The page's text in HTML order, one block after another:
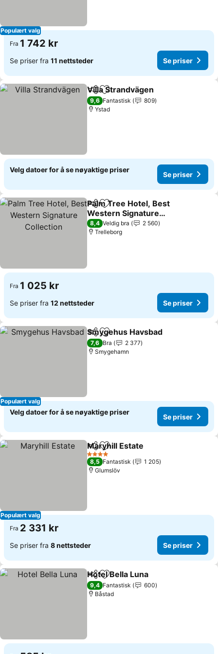
Populært valg
Fra 1 742 kr
Se priser fra 11 nettsteder Se priser
Del Legg til i favoritter
Villa Strandvägen
9,6 Fantastisk
809
Ystad
Velg datoer for å se nøyaktige priser
Se priser
Del Legg til i favoritter
Palm Tree Hotel, Best
Western Signature
Collection
Se priser
8,4 Veldig bra
2 560
Trelleborg
Fra 1 025 kr
Se priser fra 12 nettsteder Se priser
Populært valg
Del Legg til i favoritter
Smygehus Havsbad
7,6 Bra
2 377
Smygehamn
Velg datoer for å se nøyaktige priser
Se priser
Populært valg
Del Legg til i favoritter
Maryhill Estate
4 Stjerner
8,5 Fantastisk
1 205
Glumslöv
Fra 2 331 kr
Se priser fra 8 nettsteder Se priser
Del Legg til i favoritter
Hotel Bella Luna
9,4 Fantastisk
600
Båstad